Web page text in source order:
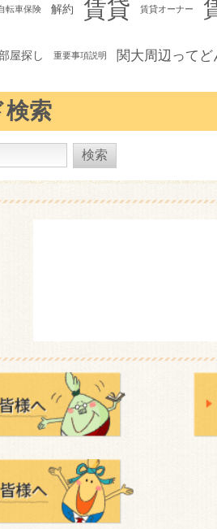
転車保険 解約 賃貸 賃貸オーナー
屋探し 重要事項説明 関大周辺って
検索